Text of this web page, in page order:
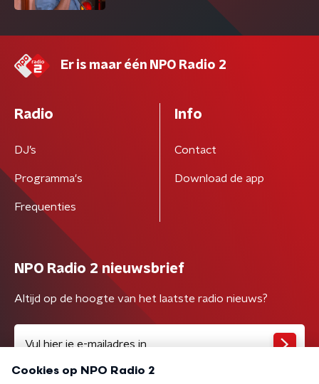
Er is maar één NPO Radio 2
Radio
DJ’s
Programma's
Frequenties
Info
Contact
Download de app
NPO Radio 2 nieuwsbrief
Altijd op de hoogte van het laatste radio nieuws?